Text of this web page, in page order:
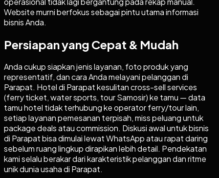
Website murni berfokus sebagai pintu utama informasi
bisnis Anda.
Persiapan yang Cepat & Mudah
Anda cukup siapkan jenis layanan, foto produk yang
representatif, dan cara Anda melayani pelanggan di
Parapat. Hotel di Parapat kesulitan cross-sell services
(ferry ticket, water sports, tour Samosir) ke tamu — data
tamu hotel tidak terhubung ke operator ferry/tour lain,
setiap layanan pemesanan terpisah, miss peluang untuk
package deals atau commission. Diskusi awal untuk bisnis
di Parapat bisa dimulai lewat WhatsApp atau rapat daring
sebelum ruang lingkup dirapikan lebih detail. Pendekatan
kami selalu berakar dari karakteristik pelanggan dan ritme
unik dunia usaha di Parapat.